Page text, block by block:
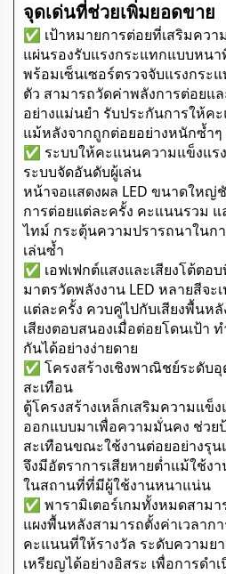
จุดเด่นที่ช่วยเพิ่มยอดขาย
✅ เป้าหมายการต่อยที่เสริมคว
แผ่นรองรับแรงกระแทกแบบหน
พร้อมเซ็นเซอร์ตรวจจับแรงกระ
ตัว สามารถวัดค่าพลังการต่อยแ
อย่างแม่นยำ รับประกันการให้ค
แม้หลังจากถูกต่อยอย่างหนักซ้ำ
✅ ระบบให้คะแนนความแข็งแ
ระบบจัดอันดับผู้เล่น
หน้าจอแสดงผล LED ขนาดใหญ่
การต่อยแต่ละครั้ง คะแนนรวม แ
ไทม์ กระตุ้นความปรารถนาในก
เล่นซ้ำ
✅ เอฟเฟกต์แสงและเสียงโต้ต
มาตรวัดพลังงาน LED หลายสีจะ
แต่ละครั้ง ควบคู่ไปกับเสียงพื้นห
เสียงตอบสนองเมื่อต่อยโดนเป้า
กันได้อย่างง่ายดาย
✅ โครงสร้างเชิงพาณิชย์ระดับ
สะเทือน
ตู้โครงสร้างเหล็กเสริมความแ
ออกแบบมาเพื่อความมั่นคง ช่วย
สะเทือนขณะใช้งานต่อยอย่างรุ
จึงมีอัตราการเสียหายต่ำแม้ใช้งา
ในสถานที่ที่มีผู้ใช้งานหนาแน่น
✅ พารามิเตอร์เกมทั้งหมดสามา
แผงพื้นหลังสามารถตั้งค่าเวลาก
คะแนนที่ให้รางวัล ระดับความย
เหรียญได้อย่างอิสระ เพื่อการดำ